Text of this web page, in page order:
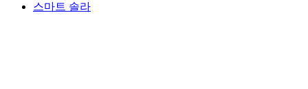
스마트 솔라